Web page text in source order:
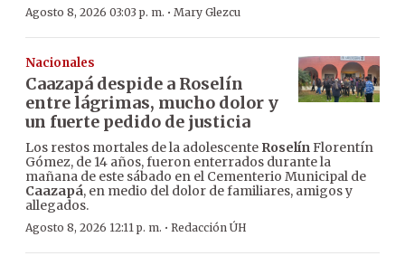
Agosto 8, 2026 03:03 p. m. · Mary Glezcu
Nacionales
Caazapá despide a Roselín
entre lágrimas, mucho dolor y
un fuerte pedido de justicia
Los restos mortales de la adolescente RoselínFlorentín
Gómez, de 14 años, fueron enterrados durante la
mañana de este sábado en el Cementerio Municipal de
Caazapá, en medio del dolor de familiares, amigos y
allegados.
Agosto 8, 2026 12:11 p. m. · Redacción ÚH